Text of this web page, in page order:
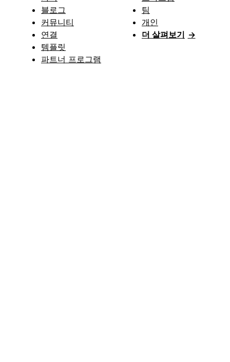
블로그
커뮤니티
연결
템플릿
파트너 프로그램
팀
개인
더 살펴보기 →